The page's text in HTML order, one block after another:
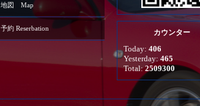
地図 Map
予約 Reserbation カウンター
Today: 406
Yesterday: 465
Total:2509300